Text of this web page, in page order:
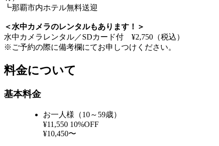
┗那覇市内ホテル無料送迎
＜水中カメラのレンタルもあります！＞
水中カメラレンタル／SDカード付 ¥2,750（税込）
※ご予約の際に備考欄にてお申しつけください。
料金について
基本料金
お一人様（10～59歳）
¥11,550 10%OFF
¥10,450〜